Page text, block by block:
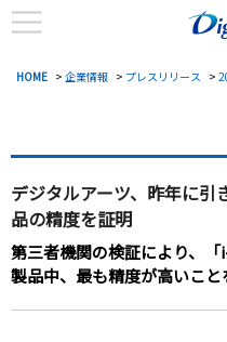
HOME > 企業情報 > プレスリリース >
デジタルアーツ、昨年に引
品の精度を証明
第三者機関の検証により、
製品中、最も精度が高いこと